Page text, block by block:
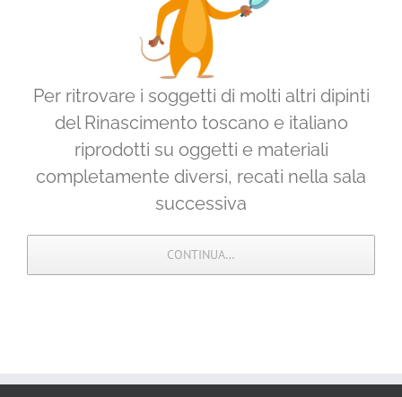
Per ritrovare i soggetti di molti altri dipinti
del Rinascimento toscano e italiano
riprodotti su oggetti e materiali
completamente diversi, recati nella sala
successiva
CONTINUA…